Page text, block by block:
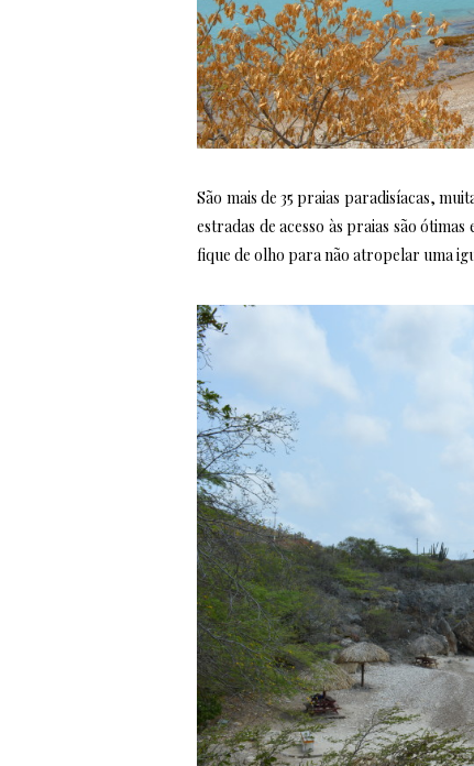
São mais de 35 praias paradisíacas,
estradas de acesso às praias são
fique de olho para não atropelar uma